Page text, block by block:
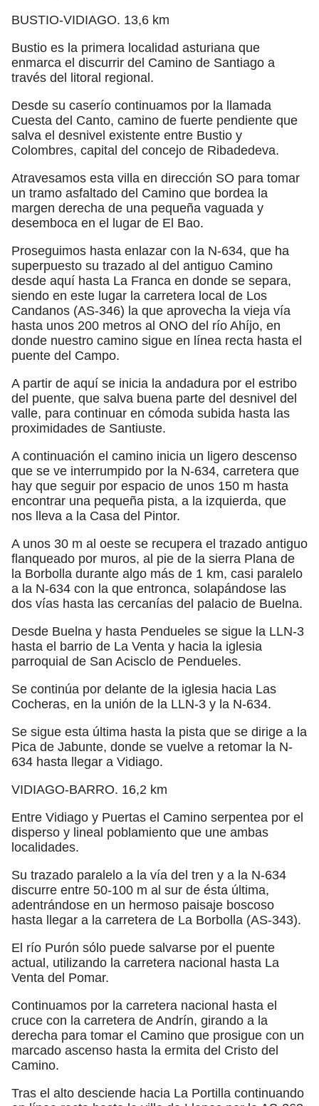
BUSTIO-VIDIAGO. 13,6 km
Bustio es la primera localidad asturiana que
enmarca el discurrir del Camino de Santiago a
través del litoral regional.
Desde su caserío continuamos por la llamada
Cuesta del Canto, camino de fuerte pendiente que
salva el desnivel existente entre Bustio y
Colombres, capital del concejo de Ribadedeva.
Atravesamos esta villa en dirección SO para tomar
un tramo asfaltado del Camino que bordea la
margen derecha de una pequeña vaguada y
desemboca en el lugar de El Bao.
Proseguimos hasta enlazar con la N-634, que ha
superpuesto su trazado al del antiguo Camino
desde aquí hasta La Franca en donde se separa,
siendo en este lugar la carretera local de Los
Candanos (AS-346) la que aprovecha la vieja vía
hasta unos 200 metros al ONO del río Ahíjo, en
donde nuestro camino sigue en línea recta hasta el
puente del Campo.
A partir de aquí se inicia la andadura por el estribo
del puente, que salva buena parte del desnivel del
valle, para continuar en cómoda subida hasta las
proximidades de Santiuste.
A continuación el camino inicia un ligero descenso
que se ve interrumpido por la N-634, carretera que
hay que seguir por espacio de unos 150 m hasta
encontrar una pequeña pista, a la izquierda, que
nos lleva a la Casa del Pintor.
A unos 30 m al oeste se recupera el trazado antiguo
flanqueado por muros, al pie de la sierra Plana de
la Borbolla durante algo más de 1 km, casi paralelo
a la N-634 con la que entronca, solapándose las
dos vías hasta las cercanías del palacio de Buelna.
Desde Buelna y hasta Pendueles se sigue la LLN-3
hasta el barrio de La Venta y hacia la iglesia
parroquial de San Acisclo de Pendueles.
Se continúa por delante de la iglesia hacia Las
Cocheras, en la unión de la LLN-3 y la N-634.
Se sigue esta última hasta la pista que se dirige a la
Pica de Jabunte, donde se vuelve a retomar la N-
634 hasta llegar a Vidiago.
VIDIAGO-BARRO. 16,2 km
Entre Vidiago y Puertas el Camino serpentea por el
disperso y lineal poblamiento que une ambas
localidades.
Su trazado paralelo a la vía del tren y a la N-634
discurre entre 50-100 m al sur de ésta última,
adentrándose en un hermoso paisaje boscoso
hasta llegar a la carretera de La Borbolla (AS-343).
El río Purón sólo puede salvarse por el puente
actual, utilizando la carretera nacional hasta La
Venta del Pomar.
Continuamos por la carretera nacional hasta el
cruce con la carretera de Andrín, girando a la
derecha para tomar el Camino que prosigue con un
marcado ascenso hasta la ermita del Cristo del
Camino.
Tras el alto desciende hacia La Portilla continuando